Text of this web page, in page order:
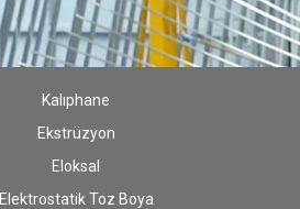
Kalıphane
Ekstrüzyon
Eloksal
Elektrostatik Toz Boya